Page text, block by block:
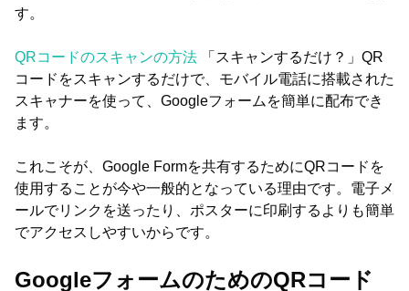
す。
QRコードのスキャンの方法 「スキャンするだけ？」QR
コードをスキャンするだけで、モバイル電話に搭載された
スキャナーを使って、Googleフォームを簡単に配布でき
ます。
これこそが、Google Formを共有するためにQRコードを
使用することが今や一般的となっている理由です。電子メ
ールでリンクを送ったり、ポスターに印刷するよりも簡単
でアクセスしやすいからです。
GoogleフォームのためのQRコード